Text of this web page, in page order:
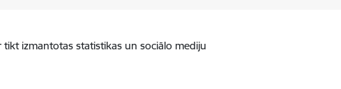
izmantotas statistikas un sociālo mediju